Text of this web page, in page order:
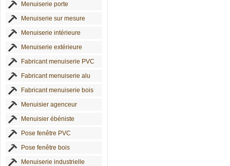
Menuiserie porte
Menuiserie sur mesure
Menuiserie intérieure
Menuiserie extérieure
Fabricant menuiserie PVC
Fabricant menuiserie alu
Fabricant menuiserie bois
Menuisier agenceur
Menuisier ébéniste
Pose fenêtre PVC
Pose fenêtre bois
Menuiserie industrielle